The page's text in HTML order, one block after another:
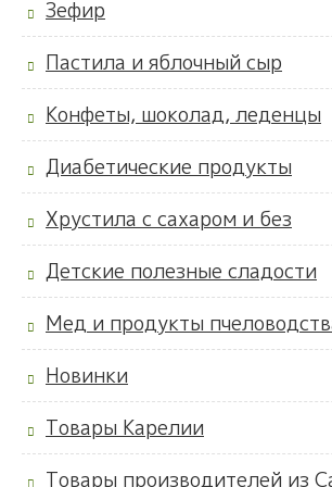
Зефир
Пастила и яблочный сыр
Конфеты, шоколад, леденцы
Диабетические продукты
Хрустила с сахаром и без
Детские полезные сладости
Мед и продукты
Новинки
Товары Карелии
Товары производителей из